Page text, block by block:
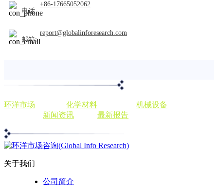
电话:
+86-17665052062
邮箱:
report@globalinforesearch.com
环洋市场 化学材料 机械设备
新闻资讯 最新报告
关于我们
公司简介